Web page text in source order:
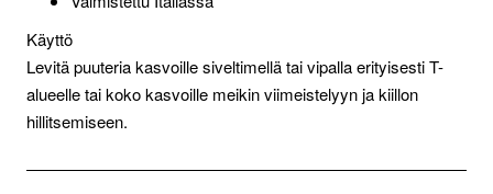
Käyttö
Levitä puuteria kasvoille siveltimellä tai vipalla erityisesti T-
alueelle tai koko kasvoille meikin viimeistelyyn ja kiillon
hillitsemiseen.